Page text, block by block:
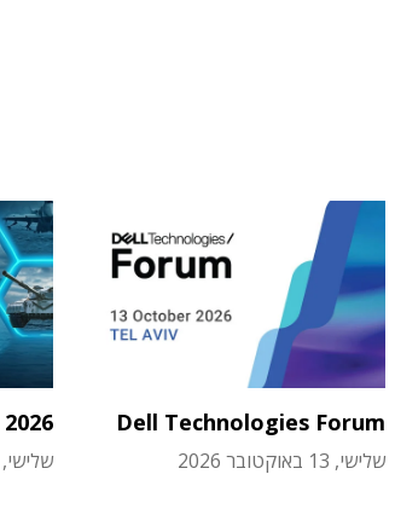
Dell Technologies Forum
שלישי, 13 באוקטובר 2026 שלישי, 20 באוקטובר 2026